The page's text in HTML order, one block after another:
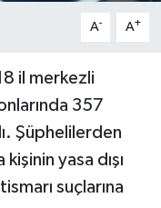
A- A+
il merkezli
357
Şüphelilerden
yasa dışı
suçlarına